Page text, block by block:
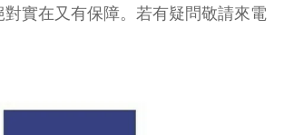
實在又有保障。若有疑問敬請來電